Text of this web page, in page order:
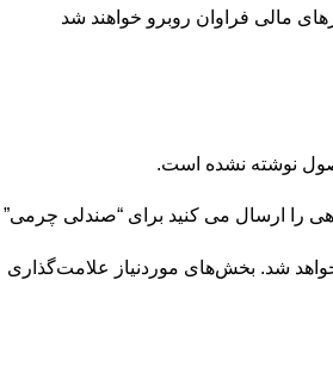
مالی فراوان روبرو خواهند شد
نوشته نشده است.
را ارسال می کنید برای “صندلی چرمی”
شد. بخش‌های موردنیاز علامت‌گذاری